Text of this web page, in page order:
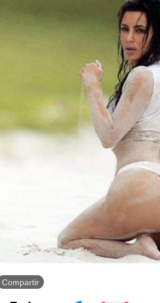
Compartir